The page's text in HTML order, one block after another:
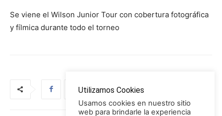
Se viene el Wilson Junior Tour con cobertura fotográfica
y fílmica durante todo el torneo
Utilizamos Cookies
Usamos cookies en nuestro sitio
web para brindarle la experiencia